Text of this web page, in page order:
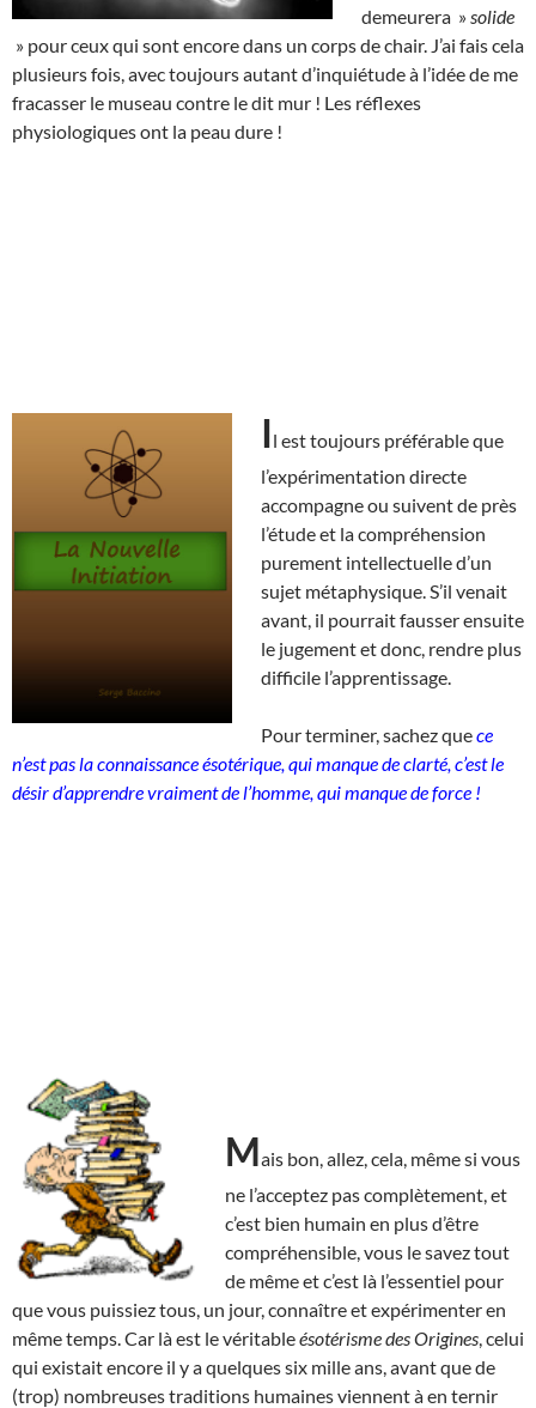
demeurera » solide
» pour ceux qui sont encore dans un corps de chair. J’ai fais cela
plusieurs fois, avec toujours autant d’inquiétude à l’idée de me
fracasser le museau contre le dit mur ! Les réflexes
physiologiques ont la peau dure !
Il est toujours préférable que
l’expérimentation directe
accompagne ou suivent de près
l’étude et la compréhension
purement intellectuelle d’un
sujet métaphysique. S’il venait
avant, il pourrait fausser ensuite
le jugement et donc, rendre plus
difficile l’apprentissage.
Pour terminer, sachez quece
n’est pas la connaissance ésotérique, qui manque de clarté, c’est le
désir d’apprendre vraiment de l’homme, qui manque de force !
Mais bon, allez, cela, même si vous
ne l’acceptez pas complètement, et
c’est bien humain en plus d’être
compréhensible, vous le savez tout
de même et c’est là l’essentiel pour
que vous puissiez tous, un jour, connaître et expérimenter en
même temps. Car là est le véritableésotérisme des Origines , celui
qui existait encore il y a quelques six mille ans, avant que de
(trop) nombreuses traditions humaines viennent à en ternir